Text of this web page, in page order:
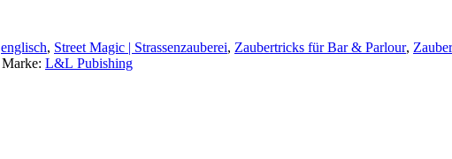
englisch, Street Magic | Strassenzauberei, Zaubertricks für Bar & Parlour,
Marke: L&L Pubishing